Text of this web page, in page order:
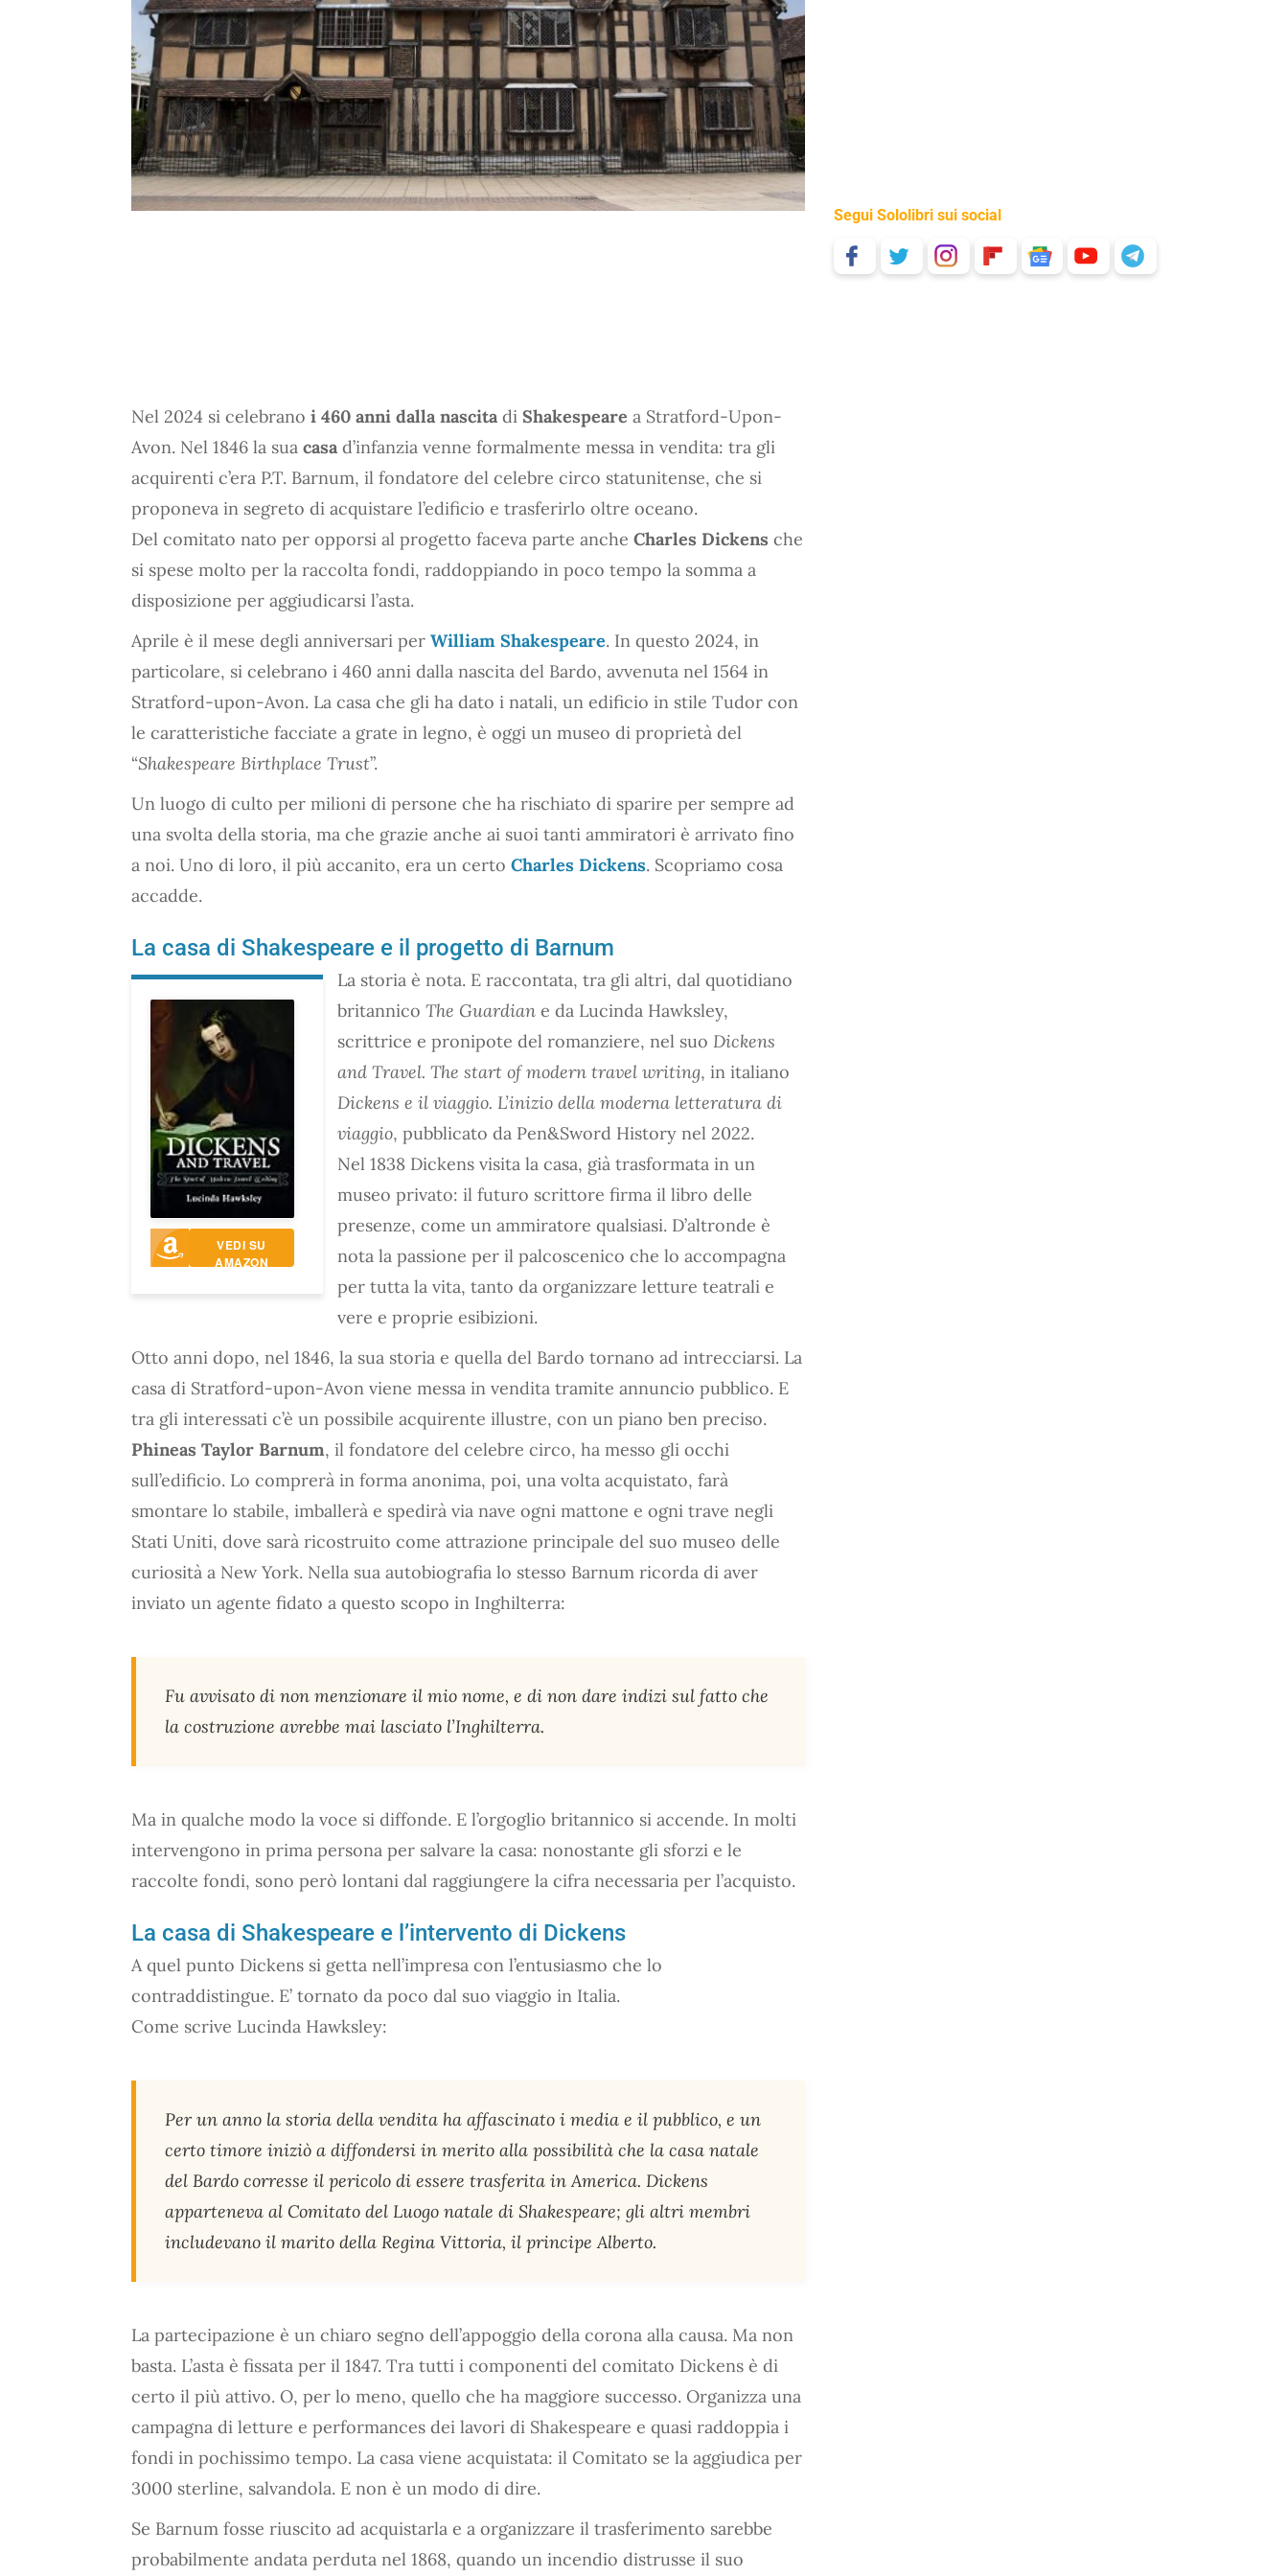
Nel 2024 si celebrano i 460 anni dalla nascita di Shakespeare a Stratford-Upon-
Avon. Nel 1846 la sua casa d’infanzia venne formalmente messa in vendita: tra gli
acquirenti c’era P.T. Barnum, il fondatore del celebre circo statunitense, che si
proponeva in segreto di acquistare l’edificio e trasferirlo oltre oceano.
Del comitato nato per opporsi al progetto faceva parte anche Charles Dickens che
si spese molto per la raccolta fondi, raddoppiando in poco tempo la somma a
disposizione per aggiudicarsi l’asta.
Aprile è il mese degli anniversari per William Shakespeare. In questo 2024, in
particolare, si celebrano i 460 anni dalla nascita del Bardo, avvenuta nel 1564 in
Stratford-upon-Avon. La casa che gli ha dato i natali, un edificio in stile Tudor con
le caratteristiche facciate a grate in legno, è oggi un museo di proprietà del
“Shakespeare Birthplace Trust”.
Un luogo di culto per milioni di persone che ha rischiato di sparire per sempre ad
una svolta della storia, ma che grazie anche ai suoi tanti ammiratori è arrivato fino
a noi. Uno di loro, il più accanito, era un certo Charles Dickens. Scopriamo cosa
accadde.
La casa di Shakespeare e il progetto di Barnum
VEDI SU
AMAZON
La storia è nota. E raccontata, tra gli altri, dal quotidiano
britannico The Guardian e da Lucinda Hawksley,
scrittrice e pronipote del romanziere, nel suo Dickens
and Travel. The start of modern travel writing, in italiano
Dickens e il viaggio. L’inizio della moderna letteratura di
viaggio, pubblicato da Pen&Sword History nel 2022.
Nel 1838 Dickens visita la casa, già trasformata in un
museo privato: il futuro scrittore firma il libro delle
presenze, come un ammiratore qualsiasi. D’altronde è
nota la passione per il palcoscenico che lo accompagna
per tutta la vita, tanto da organizzare letture teatrali e
vere e proprie esibizioni.
Otto anni dopo, nel 1846, la sua storia e quella del Bardo tornano ad intrecciarsi. La
casa di Stratford-upon-Avon viene messa in vendita tramite annuncio pubblico. E
tra gli interessati c’è un possibile acquirente illustre, con un piano ben preciso.
Phineas Taylor Barnum, il fondatore del celebre circo, ha messo gli occhi
sull’edificio. Lo comprerà in forma anonima, poi, una volta acquistato, farà
smontare lo stabile, imballerà e spedirà via nave ogni mattone e ogni trave negli
Stati Uniti, dove sarà ricostruito come attrazione principale del suo museo delle
curiosità a New York. Nella sua autobiografia lo stesso Barnum ricorda di aver
inviato un agente fidato a questo scopo in Inghilterra:
Fu avvisato di non menzionare il mio nome, e di non dare indizi sul fatto che
la costruzione avrebbe mai lasciato l’Inghilterra.
Ma in qualche modo la voce si diffonde. E l’orgoglio britannico si accende. In molti
intervengono in prima persona per salvare la casa: nonostante gli sforzi e le
raccolte fondi, sono però lontani dal raggiungere la cifra necessaria per l’acquisto.
La casa di Shakespeare e l’intervento di Dickens
A quel punto Dickens si getta nell’impresa con l’entusiasmo che lo
contraddistingue. E’ tornato da poco dal suo viaggio in Italia.
Come scrive Lucinda Hawksley:
Per un anno la storia della vendita ha affascinato i media e il pubblico, e un
certo timore iniziò a diffondersi in merito alla possibilità che la casa natale
del Bardo corresse il pericolo di essere trasferita in America. Dickens
apparteneva al Comitato del Luogo natale di Shakespeare; gli altri membri
includevano il marito della Regina Vittoria, il principe Alberto.
La partecipazione è un chiaro segno dell’appoggio della corona alla causa. Ma non
basta. L’asta è fissata per il 1847. Tra tutti i componenti del comitato Dickens è di
certo il più attivo. O, per lo meno, quello che ha maggiore successo. Organizza una
campagna di letture e performances dei lavori di Shakespeare e quasi raddoppia i
fondi in pochissimo tempo. La casa viene acquistata: il Comitato se la aggiudica per
3000 sterline, salvandola. E non è un modo di dire.
Se Barnum fosse riuscito ad acquistarla e a organizzare il trasferimento sarebbe
probabilmente andata perduta nel 1868, quando un incendio distrusse il suo
Segui Sololibri sui social